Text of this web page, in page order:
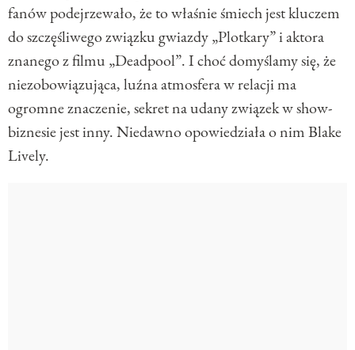
fanów podejrzewało, że to właśnie śmiech jest kluczem
do szczęśliwego związku gwiazdy „Plotkary” i aktora
znanego z filmu „Deadpool”. I choć domyślamy się, że
niezobowiązująca, luźna atmosfera w relacji ma
ogromne znaczenie, sekret na udany związek w show-
biznesie jest inny. Niedawno opowiedziała o nim Blake
Lively.